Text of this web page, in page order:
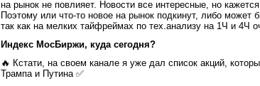
на рынок не повлияет. Новости все интересные, но
Поэтому или что-то новое на рынок подкинут, либо может
так как на мелких тайфреймах по тех.анализу на 1Ч и 4Ч
Индекс МосБиржи, куда сегодня?
🔥 Кстати, на своем канале я уже дал список акций,
Трампа и Путина ✅